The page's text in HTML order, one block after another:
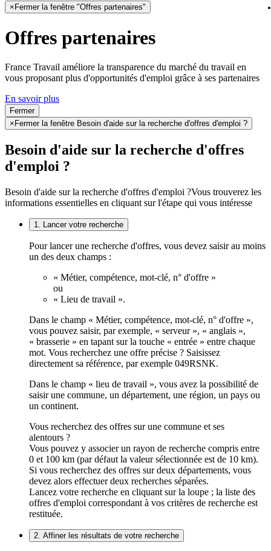
× Fermer la fenêtre "Offres partenaires"
Offres partenaires
France Travail améliore la transparence du marché du travail en
vous proposant plus d'opportunités d'emploi grâce à ses partenaires
En savoir plus
Fermer
× Fermer la fenêtre Besoin d'aide sur la recherche d'offres d'emploi ?
Besoin d'aide sur la recherche d'offres
d'emploi ?
Besoin d'aide sur la recherche d'offres d'emploi ?Vous trouverez les
informations essentielles en cliquant sur l'étape qui vous intéresse
1. Lancer votre recherche
Pour lancer une recherche d'offres, vous devez saisir au moins
un des deux champs :
« Métier, compétence, mot-clé, n° d'offre »
ou
« Lieu de travail ».
Dans le champ « Métier, compétence, mot-clé, n° d'offre »,
vous pouvez saisir, par exemple, « serveur », « anglais »,
« brasserie » en tapant sur la touche « entrée » entre chaque
mot. Vous recherchez une offre précise ? Saisissez
directement sa référence, par exemple 049RSNK.
Dans le champ « lieu de travail », vous avez la possibilité de
saisir une commune, un département, une région, un pays ou
un continent.
Vous recherchez des offres sur une commune et ses
alentours ?
Vous pouvez y associer un rayon de recherche compris entre
0 et 100 km (par défaut la valeur sélectionnée est de 10 km).
Si vous recherchez des offres sur deux départements, vous
devez alors effectuer deux recherches séparées.
Lancez votre recherche en cliquant sur la loupe ; la liste des
offres d'emploi correspondant à vos critères de recherche est
restituée.
2. Affiner les résultats de votre recherche